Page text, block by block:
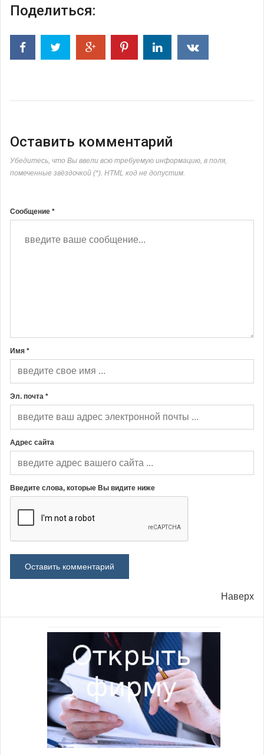
Поделиться:
Оставить комментарий
Убедитесь, что Вы ввели всю требуемую информацию, в поля,
помеченные звёздочкой (*). HTML код не допустим.
Сообщение *
Имя *
Эл. почта *
Адрес сайта
Введите слова, которые Вы видите ниже
Наверх